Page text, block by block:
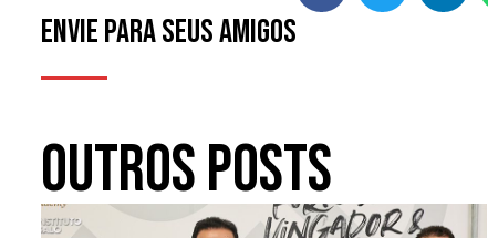
Envie para seus amigos
Outros Posts